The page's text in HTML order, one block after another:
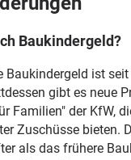
Baukindergeld?
Baukindergeld ist
gibt es neue
Familien" der KfW,
Zuschüsse bieten.
als das frühere